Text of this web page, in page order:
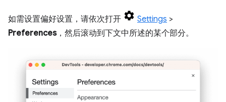
如需设置偏好设置，请依次打开 Settings >
Preferences，然后滚动到下文中所述的某个部分。